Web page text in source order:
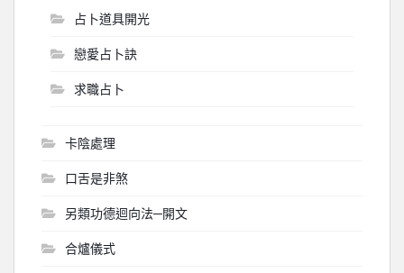
占卜道具開光
戀愛占卜訣
求職占卜
卡陰處理
口舌是非煞
另類功德迴向法─開文
合爐儀式